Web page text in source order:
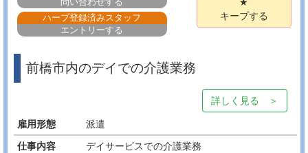
ハープ登録済みスタッフ
エントリーする
キープする
前橋市内のデイでの介護業務
詳しく見る ＞
雇用形態
派遣
仕事内容
デイサービスでの介護業務